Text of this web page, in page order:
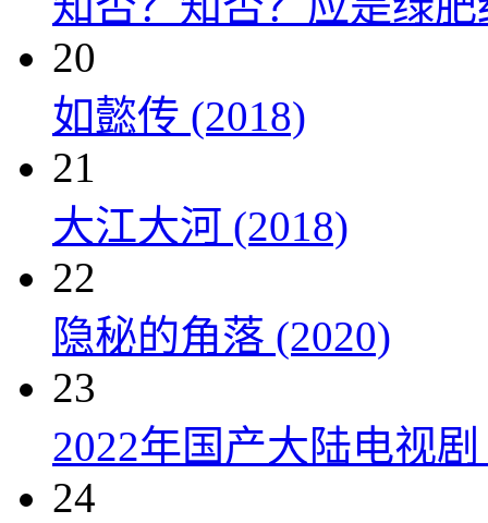
20
如懿传 (2018)
21
大江大河 (2018)
22
隐秘的角落 (2020)
23
2022年国产大陆电视
24